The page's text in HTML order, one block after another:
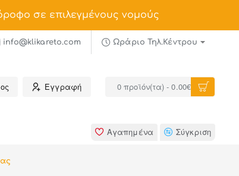
σε επιλεγμένους νομούς
info@klikareto.com Ωράριο Τηλ.Κέντρου
Εγγραφή 0 προϊόν(τα) - 0.00€
Αγαπημένα Σύγκριση